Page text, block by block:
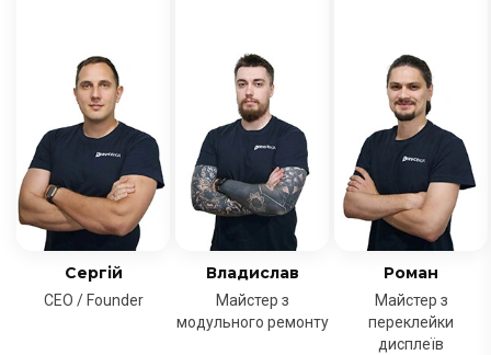
Сергій
CEO / Founder
Владислав
Майстер з
модульного ремонту
Роман
Майстер з
переклейки
дисплеїв